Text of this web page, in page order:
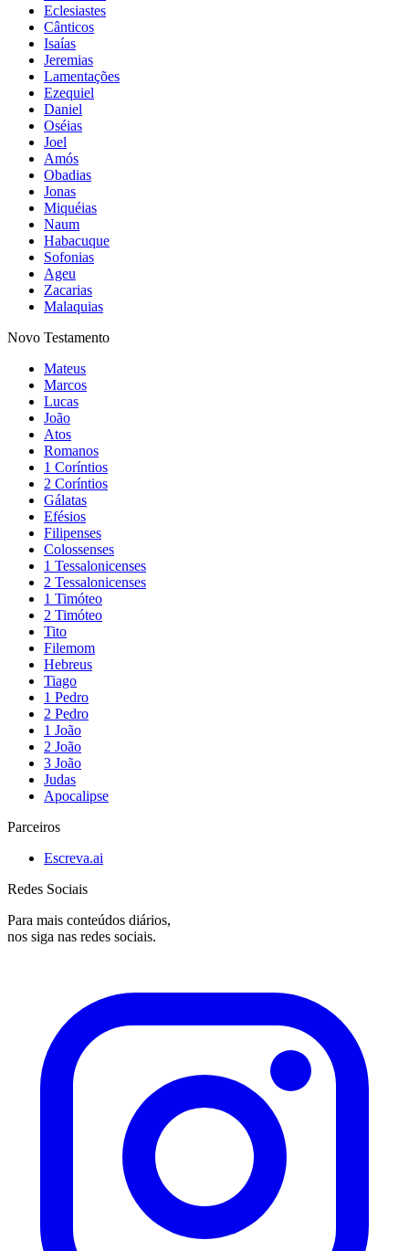
Eclesiastes
Cânticos
Isaías
Jeremias
Lamentações
Ezequiel
Daniel
Oséias
Joel
Amós
Obadias
Jonas
Miquéias
Naum
Habacuque
Sofonias
Ageu
Zacarias
Malaquias
Novo Testamento
Mateus
Marcos
Lucas
João
Atos
Romanos
1 Coríntios
2 Coríntios
Gálatas
Efésios
Filipenses
Colossenses
1 Tessalonicenses
2 Tessalonicenses
1 Timóteo
2 Timóteo
Tito
Filemom
Hebreus
Tiago
1 Pedro
2 Pedro
1 João
2 João
3 João
Judas
Apocalipse
Parceiros
Escreva.ai
Redes Sociais
Para mais conteúdos diários,
nos siga nas redes sociais.